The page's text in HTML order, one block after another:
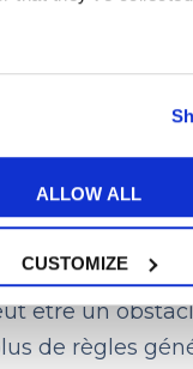
ALLOW ALL
CUSTOMIZE
mieux
entretien
qui cherchent
être un
de règles